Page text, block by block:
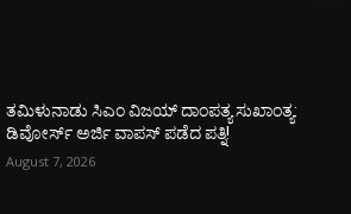
ತಮಿಳುನಾಡು ಸಿಎಂ ವಿಜಯ್‌ ದಾಂಪತ್ಯ ಸುಖಾಂತ್ಯ:
ಡಿವೋರ್ಸ್‌ ಅರ್ಜಿ ವಾಪಸ್‌ ಪಡೆದ ಪತ್ನಿ!
August 7, 2026